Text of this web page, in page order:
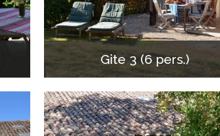
Gite 3 (6 pers.)